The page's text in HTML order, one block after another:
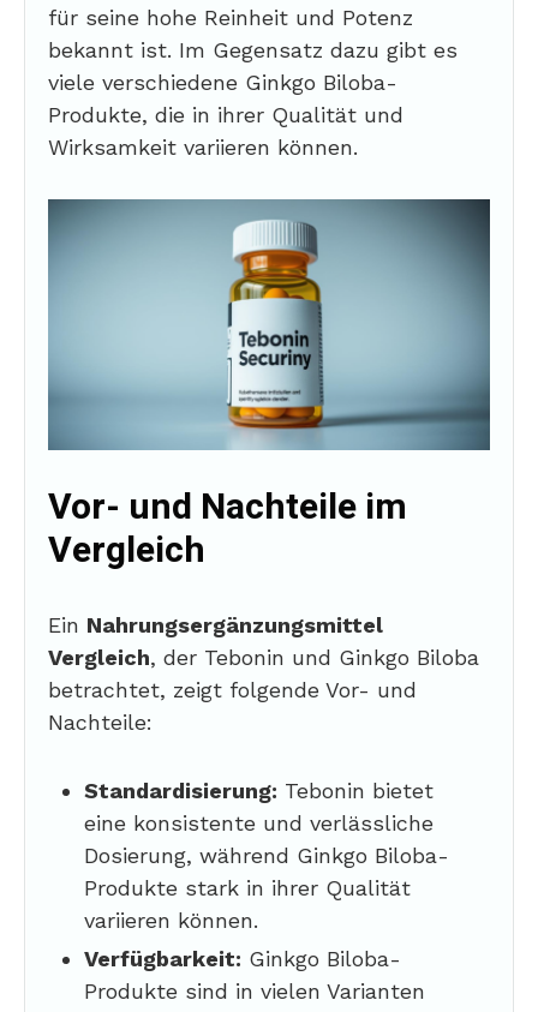
für seine hohe Reinheit und Potenz
bekannt ist. Im Gegensatz dazu gibt es
viele verschiedene Ginkgo Biloba-
Produkte, die in ihrer Qualität und
Wirksamkeit variieren können.
Vor- und Nachteile im
Vergleich
Ein Nahrungsergänzungsmittel
Vergleich, der Tebonin und Ginkgo Biloba
betrachtet, zeigt folgende Vor- und
Nachteile:
Standardisierung: Tebonin bietet
eine konsistente und verlässliche
Dosierung, während Ginkgo Biloba-
Produkte stark in ihrer Qualität
variieren können.
Verfügbarkeit: Ginkgo Biloba-
Produkte sind in vielen Varianten